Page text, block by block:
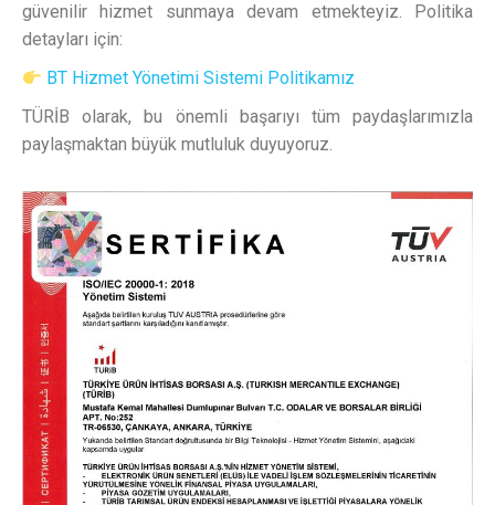
güvenilir hizmet sunmaya devam etmekteyiz. Politika
detayları için:
BT Hizmet Yönetimi Sistemi Politikamız
TÜRİB olarak, bu önemli başarıyı tüm paydaşlarımızla
paylaşmaktan büyük mutluluk duyuyoruz.